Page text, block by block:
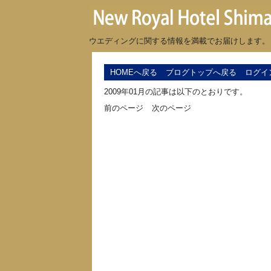
ウエディングに関する情報を満載でお届けします。
HOMEへ戻る ブログトップへ戻る ログイ
2009年01月の記事は以下のとおりです。
前のページ
次のページ